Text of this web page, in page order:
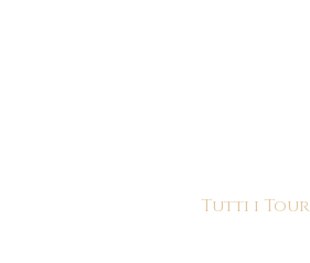
Tutti i Tour